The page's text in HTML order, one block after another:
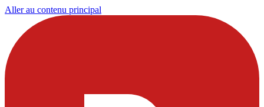
Aller au contenu principal